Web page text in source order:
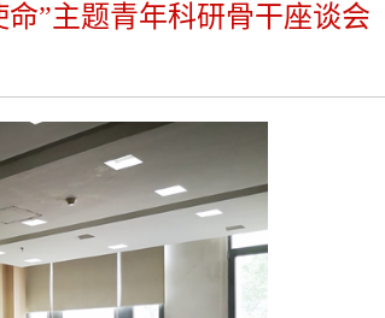
”主题青年科研骨干座谈会